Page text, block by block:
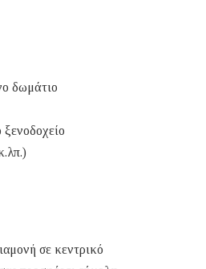
δωμάτιο
σε κεντρικό